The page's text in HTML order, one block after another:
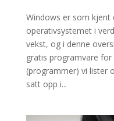
Windows er som kjent
operativsystemet i
vekst, og i denne
gratis programvare
(programmer) vi lister
satt opp i...